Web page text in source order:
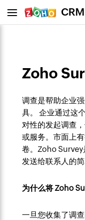
CRM
Zoho
调查是帮助企业
具。 企业通过这
对性的发起调查
或服务。市面上
卷。Zoho
发送给联系人的简
为什么将 Zoho
一旦您收集了调